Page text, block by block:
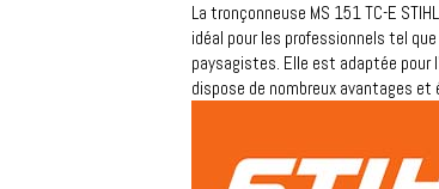
La tronçonneuse MS 151 TC-E
idéal pour les professionnels tel
paysagistes. Elle est adaptée pour
dispose de nombreux avantages